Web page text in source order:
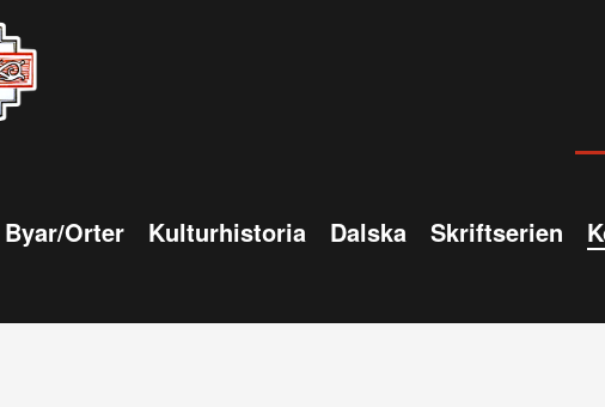
Byar/Orter Kulturhistoria Dalska Skriftserien